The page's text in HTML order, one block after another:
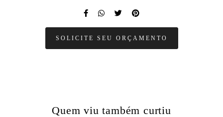
SOLICITE SEU ORÇAMENTO
Quem viu também curtiu